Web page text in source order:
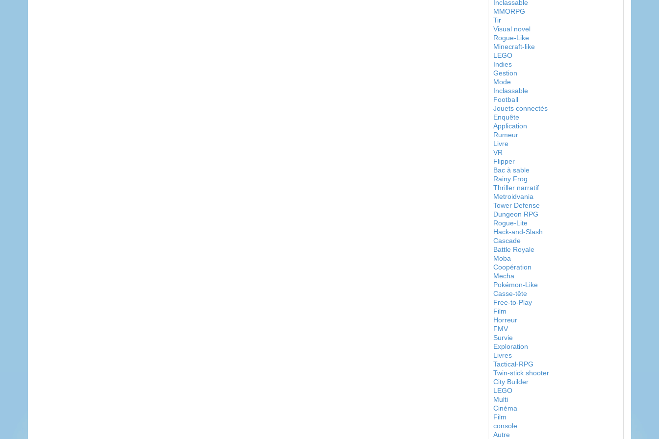
Inclassable
MMORPG
Tir
Visual novel
Rogue-Like
Minecraft-like
LEGO
Indies
Gestion
Mode
Inclassable
Football
Jouets connectés
Enquête
Application
Rumeur
Livre
VR
Flipper
Bac à sable
Rainy Frog
Thriller narratif
Metroidvania
Tower Defense
Dungeon RPG
Rogue-Lite
Hack-and-Slash
Cascade
Battle Royale
Moba
Coopération
Mecha
Pokémon-Like
Casse-tête
Free-to-Play
Film
Horreur
FMV
Survie
Exploration
Livres
Tactical-RPG
Twin-stick shooter
City Builder
LEGO
Multi
Cinéma
Film
console
Autre